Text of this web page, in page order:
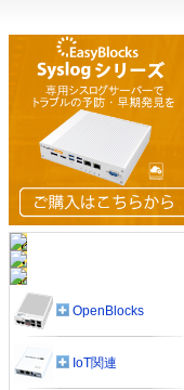
OpenBlocks
IoT関連